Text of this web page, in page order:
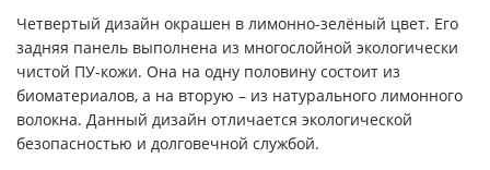
Четвертый дизайн окрашен в лимонно-зелёный цвет. Его
задняя панель выполнена из многослойной экологически
чистой ПУ-кожи. Она на одну половину состоит из
биоматериалов, а на вторую – из натурального лимонного
волокна. Данный дизайн отличается экологической
безопасностью и долговечной службой.